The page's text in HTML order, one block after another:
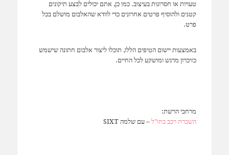
טעויות או חסרונות בעיצוב. כמו כן, אתם יכולים לבצע תיקונים
קטנים ולהוסיף פרטים אחרונים כדי לוודא שהאלבום מושלם בכל
פרט.
באמצעות יישום הטיפים הללו, תוכלו ליצור אלבום חתונה שישמש
כזיכרון מרגש ומושקע לכל החיים.
מרחבי הרשת:
השכרת רכב בחו"ל– עם שלמה SIXT